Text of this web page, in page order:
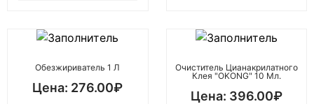
Обезжириватель 1 Л
276.00₽
Очиститель Цианакрилатного
Клея "OKONG" 10 Мл.
396.00₽